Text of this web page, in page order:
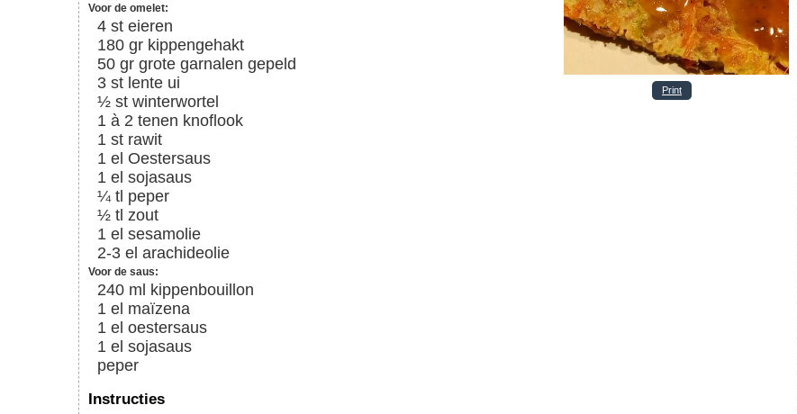
Print
Voor de omelet:
4 st eieren
180 gr kippengehakt
50 gr grote garnalen gepeld
3 st lente ui
½ st winterwortel
1 à 2 tenen knoflook
1 st rawit
1 el Oestersaus
1 el sojasaus
¼ tl peper
½ tl zout
1 el sesamolie
2-3 el arachideolie
Voor de saus:
240 ml kippenbouillon
1 el maïzena
1 el oestersaus
1 el sojasaus
peper
Instructies